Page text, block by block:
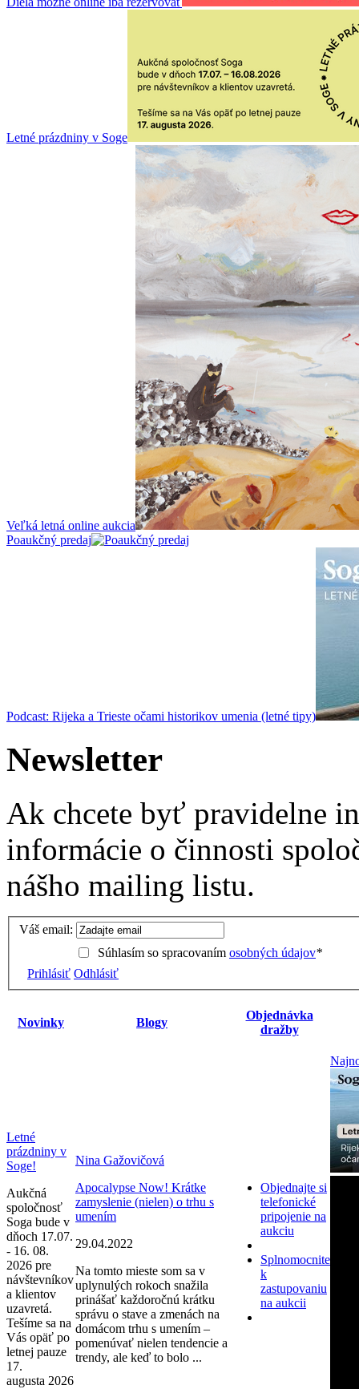
Letné prázdniny v Soge
Veľká letná online aukcia
Poaukčný predaj
Podcast: Rijeka a Trieste očami historikov umenia (letné tipy)
Newsletter
Ak chcete byť pravidelne
informácie o činnosti
nášho mailing listu.
Váš email:
Súhlasím so spracovaním osobných údajov*
Prihlásiť Odhlásiť
Novinky Blogy
Objednávka
dražby
Letné
prázdniny v
Soge!
Aukčná
spoločnosť
Soga bude v
dňoch 17.07.
- 16. 08.
2026 pre
návštevníkov
a klientov
uzavretá.
Tešíme sa na
Vás opäť po
letnej pauze
17.
augusta 2026
Nina Gažovičová
Apocalypse Now! Krátke
zamyslenie (nielen) o trhu s
umením
29.04.2022
Na tomto mieste som sa v
uplynulých rokoch snažila
prinášať každoročnú krátku
správu o stave a zmenách na
domácom trhu s umením –
pomenúvať nielen tendencie a
trendy, ale keď to bolo ...
Objednajte si
telefonické
pripojenie na
aukciu
Splnomocnite
k
zastupovaniu
na aukcii